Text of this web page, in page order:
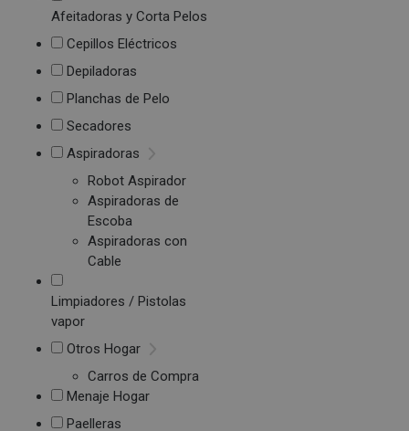
Afeitadoras y Corta Pelos
Cepillos Eléctricos
Depiladoras
Planchas de Pelo
Secadores
Aspiradoras
Robot Aspirador
Aspiradoras de
Escoba
Aspiradoras con
Cable
Limpiadores / Pistolas
vapor
Otros Hogar
Carros de Compra
Menaje Hogar
Paelleras